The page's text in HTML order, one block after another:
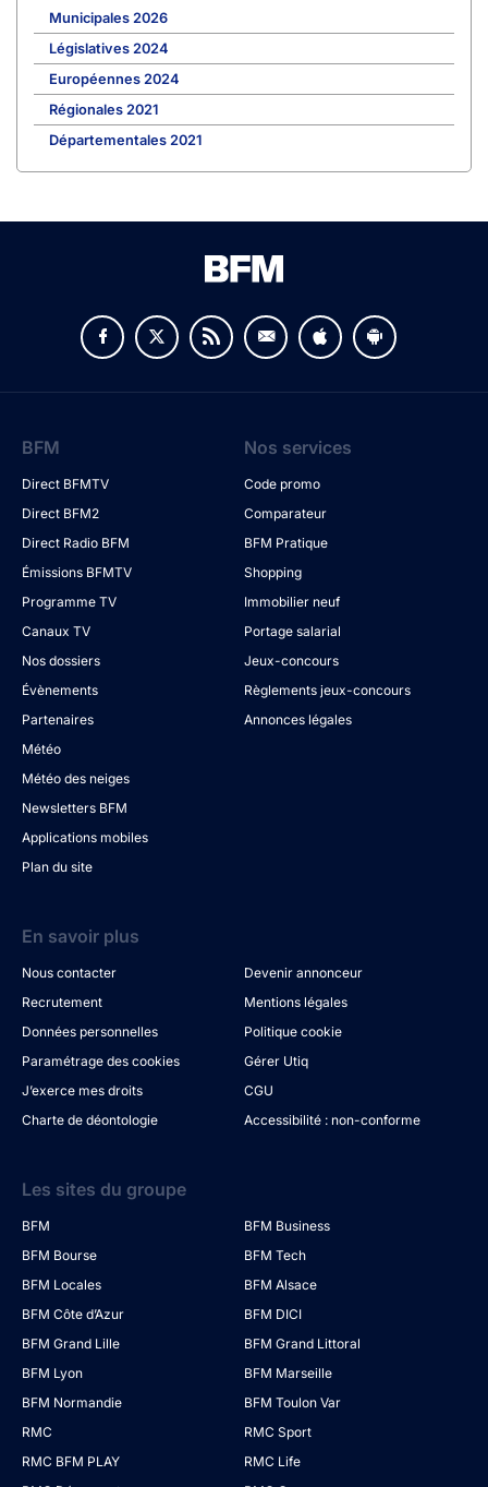
Municipales 2026
Législatives 2024
Européennes 2024
Régionales 2021
Départementales 2021
BFM
Direct BFMTV
Direct BFM2
Direct Radio BFM
Émissions BFMTV
Programme TV
Canaux TV
Nos dossiers
Évènements
Partenaires
Météo
Météo des neiges
Newsletters BFM
Applications mobiles
Plan du site
Nos services
Code promo
Comparateur
BFM Pratique
Shopping
Immobilier neuf
Portage salarial
Jeux-concours
Règlements jeux-concours
Annonces légales
En savoir plus
Nous contacter
Devenir annonceur
Recrutement
Mentions légales
Données personnelles
Politique cookie
Paramétrage des cookies
Gérer Utiq
J’exerce mes droits
CGU
Charte de déontologie
Accessibilité : non-conforme
Les sites du groupe
BFM
BFM Business
BFM Bourse
BFM Tech
BFM Locales
BFM Alsace
BFM Côte d’Azur
BFM DICI
BFM Grand Lille
BFM Grand Littoral
BFM Lyon
BFM Marseille
BFM Normandie
BFM Toulon Var
RMC
RMC Sport
RMC BFM PLAY
RMC Life